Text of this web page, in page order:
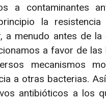
a contaminantes
la
a menudo antes de
a favor de
mecanismos
a otras bacterias.
antibióticos a los